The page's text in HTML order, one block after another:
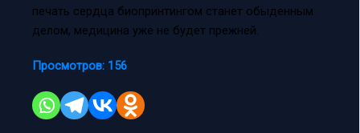
печать сердца биопринтингом станет обыденным
делом, медицина уже не будет прежней.
Просмотров: 156